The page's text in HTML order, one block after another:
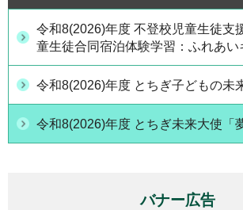
令和8(2026)年度 不登校児童生徒支
童生徒合同宿泊体験学習：ふれあい
令和8(2026)年度 とちぎ子どもの未
令和8(2026)年度 とちぎ未来大使「
バナー広告